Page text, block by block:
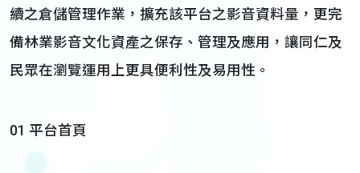
續之倉儲管理作業，擴充該平台之影音資料量，更完
備林業影音文化資產之保存、管理及應用，讓同仁及
民眾在瀏覽運用上更具便利性及易用性。
01 平台首頁